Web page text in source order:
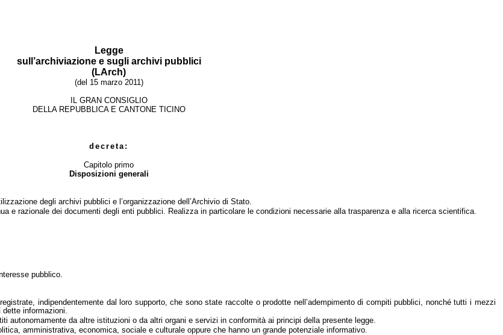
Legge
sull’archiviazione e sugli archivi pubblici
(LArch)
(del 15 marzo 2011)
IL GRAN CONSIGLIO
DELLA REPUBBLICA E CANTONE TICINO
decreta:
Capitolo primo
Disposizioni generali
degli archivi pubblici e l’organizzazione dell’Archivio di Stato.
e razionale dei documenti degli enti pubblici. Realizza in particolare le condizioni necessarie alla trasparenza e alla ricerca scientifica.
pubblico.
indipendentemente dal loro supporto, che sono state raccolte o prodotte nell’adempimento di compiti pubblici, nonché tutti i mezzi
dette informazioni.
autonomamente da altre istituzioni o da altri organi e servizi in conformità ai principi della presente legge.
amministrativa, economica, sociale e culturale oppure che hanno un grande potenziale informativo.